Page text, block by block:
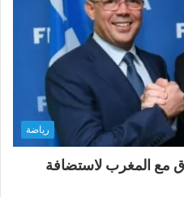
رياضة
مع المغرب لاستضافة